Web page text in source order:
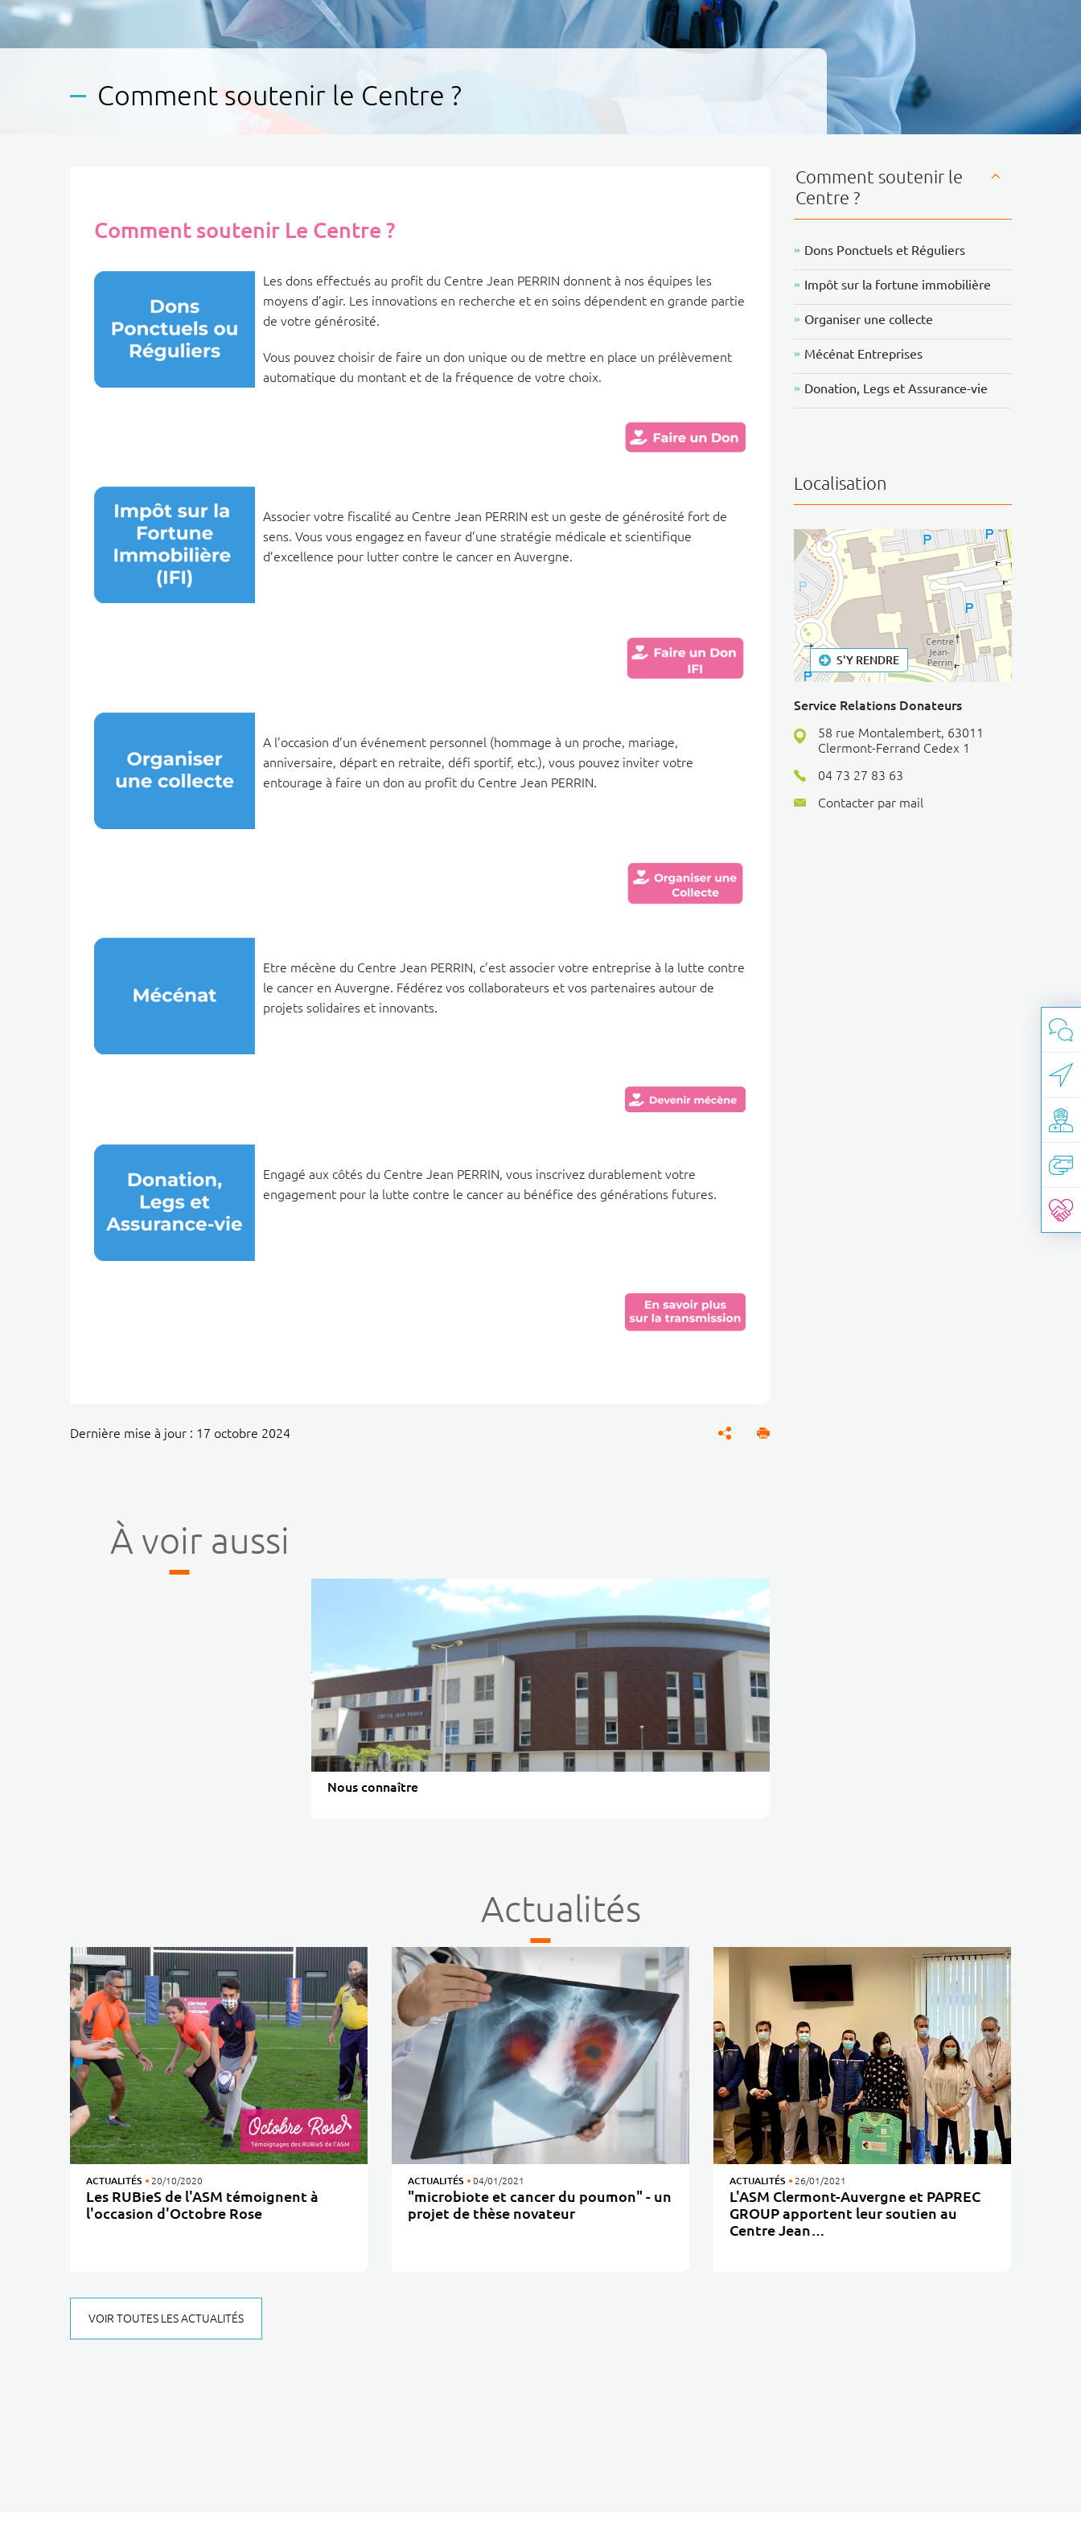
Comment soutenir le Centre ?
Comment soutenir Le Centre ?
Les dons effectués au profit du Centre Jean PERRIN donnent à nos équipes les
moyens d’agir. Les innovations en recherche et en soins dépendent en grande partie
de votre générosité.
Vous pouvez choisir de faire un don unique ou de mettre en place un prélèvement
automatique du montant et de la fréquence de votre choix.
Associer votre fiscalité au Centre Jean PERRIN est un geste de générosité fort de
sens. Vous vous engagez en faveur d’une stratégie médicale et scientifique
d’excellence pour lutter contre le cancer en Auvergne.
A l’occasion d’un événement personnel (hommage à un proche, mariage,
anniversaire, départ en retraite, défi sportif, etc.), vous pouvez inviter votre
entourage à faire un don au profit du Centre Jean PERRIN.
Etre mécène du Centre Jean PERRIN, c’est associer votre entreprise à la lutte contre
le cancer en Auvergne. Fédérez vos collaborateurs et vos partenaires autour de
projets solidaires et innovants.
Engagé aux côtés du Centre Jean PERRIN, vous inscrivez durablement votre
engagement pour la lutte contre le cancer au bénéfice des générations futures.
Dernière mise à jour : 17 octobre 2024
Comment soutenir le
Centre ?
Dons Ponctuels et Réguliers
Impôt sur la fortune immobilière
Organiser une collecte
Mécénat Entreprises
Donation, Legs et Assurance-vie
Localisation
⇧
OpenStreetMap contributors.
S'Y RENDRE
Service Relations Donateurs
58 rue Montalembert, 63011
Clermont-Ferrand Cedex 1
04 73 27 83 63
Contacter par mail
À voir aussi
Nous connaître
Actualités
Les RUBieS de l'ASM témoignent à
l'occasion d'Octobre Rose
ACTUALITÉS 20/10/2020
"microbiote et cancer du poumon" - un
projet de thèse novateur
ACTUALITÉS 04/01/2021
L'ASM Clermont-Auvergne et PAPREC
GROUP apportent leur soutien au
Centre Jean…
ACTUALITÉS 26/01/2021
VOIR TOUTES LES ACTUALITÉS